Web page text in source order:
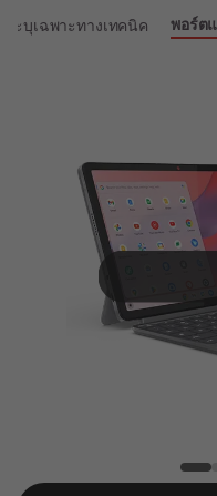
o
ระบุเฉพาะทางเทคนิค พอร์ต